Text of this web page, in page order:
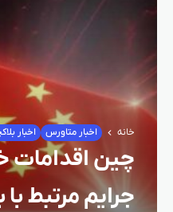
خانه اخبار متاورس اخبار
چین اقدامات
جرایم مرتبط